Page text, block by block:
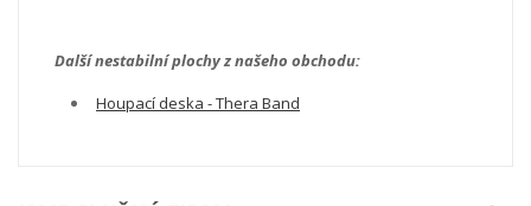
Další nestabilní plochy z našeho obchodu:
Houpací deska - Thera Band